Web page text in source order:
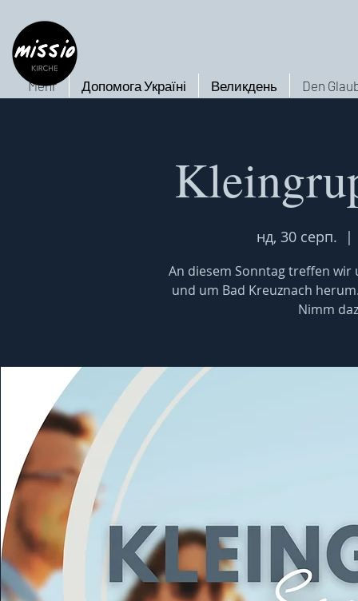
Den
Великдень
Допомога Україні
Mehr
нд, 30 серп.
An diesem Sonntag treffen
und um Bad Kreuznach
Nimm